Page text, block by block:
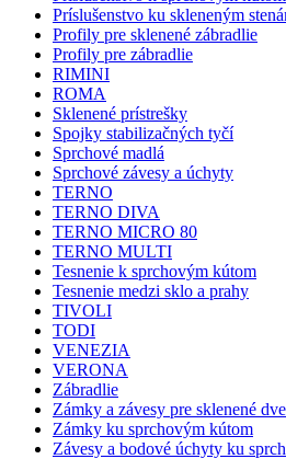
Príslušenstvo ku skleneným
Profily pre sklenené zábradlie
Profily pre zábradlie
RIMINI
ROMA
Sklenené prístrešky
Spojky stabilizačných tyčí
Sprchové madlá
Sprchové závesy a úchyty
TERNO
TERNO DIVA
TERNO MICRO 80
TERNO MULTI
Tesnenie k sprchovým kútom
Tesnenie medzi sklo a prahy
TIVOLI
TODI
VENEZIA
VERONA
Zábradlie
Zámky a závesy pre sklenené
Zámky ku sprchovým kútom
Závesy a bodové úchyty ku